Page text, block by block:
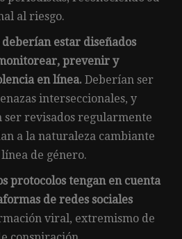
al riesgo.
estar diseñados
prevenir y
en línea. Deberían ser
interseccionales, y
revisados regularmente
a la naturaleza cambiante
de género.
protocolos tengan en cuenta
de redes sociales
viral, extremismo de